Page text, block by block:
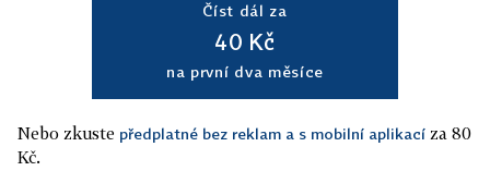
Číst dál za
40 Kč
na první dva měsíce
Nebo zkuste předplatné bez reklam a s mobilní aplikací za 80
Kč.